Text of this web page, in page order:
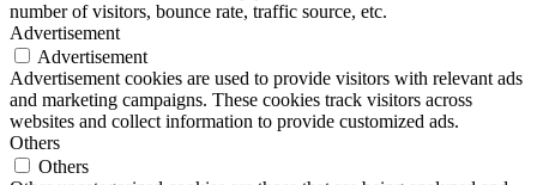
number of visitors, bounce rate, traffic source, etc.
Advertisement
Advertisement
Advertisement cookies are used to provide visitors with relevant ads
and marketing campaigns. These cookies track visitors across
websites and collect information to provide customized ads.
Others
Others